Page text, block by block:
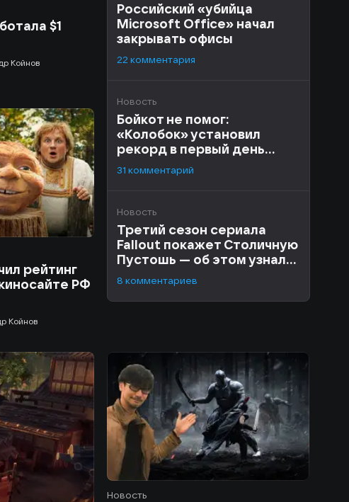
$1
Койнов
рейтинг
РФ
Койнов
Российский «убийца
Microsoft Office» начал
закрывать офисы
22 комментария
Новость
Бойкот не помог:
«Колобок» установил
рекорд в первый день
проката
31 комментарий
Новость
Третий сезон сериала
Fallout покажет Столичную
Пустошь — об этом узнал
фанат
8 комментариев
Новость